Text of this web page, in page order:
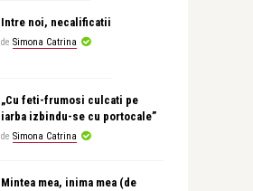
Intre noi, necalificatii
de Simona Catrina
„Cu feti-frumosi culcati pe
iarba izbindu-se cu portocale”
de Simona Catrina
Mintea mea, inima mea (de